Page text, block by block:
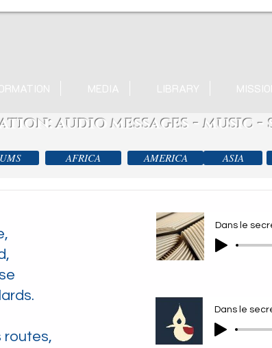
MEDIA LIBRARY
audio messages - music -
AFRICA AMERICA ASIA
routes,